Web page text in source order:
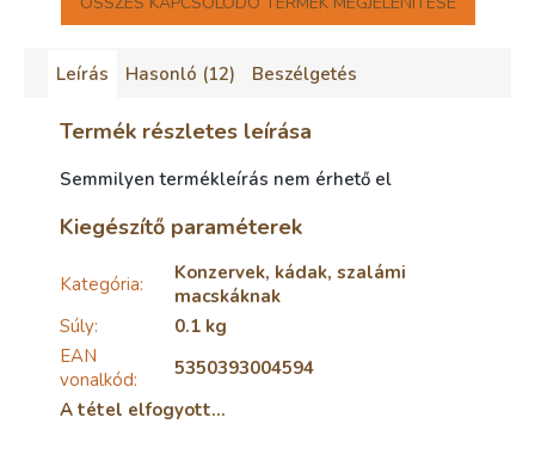
Leírás Hasonló (12) Beszélgetés
Termék részletes leírása
Semmilyen termékleírás nem érhető el
Kiegészítő paraméterek
Kategória:
Konzervek, kádak, szalámi
macskáknak
Súly:
0.1 kg
EAN
vonalkód:
5350393004594
A tétel elfogyott…